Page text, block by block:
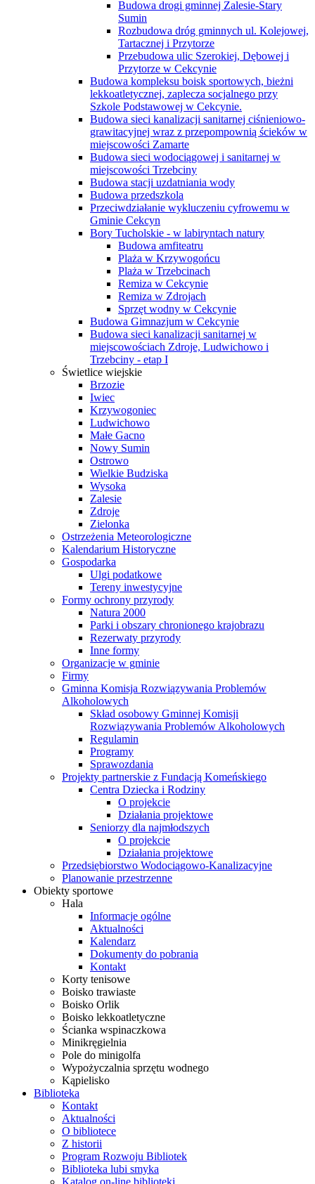
Budowa drogi gminnej Zalesie-Stary
Sumin
Rozbudowa dróg gminnych ul. Kolejowej,
Tartacznej i Przytorze
Przebudowa ulic Szerokiej, Dębowej i
Przytorze w Cekcynie
Budowa kompleksu boisk sportowych, bieżni
lekkoatletycznej, zaplecza socjalnego przy
Szkole Podstawowej w Cekcynie.
Budowa sieci kanalizacji sanitarnej ciśnieniowo-
grawitacyjnej wraz z przepompownią ścieków w
miejscowości Zamarte
Budowa sieci wodociągowej i sanitarnej w
miejscowości Trzebciny
Budowa stacji uzdatniania wody
Budowa przedszkola
Przeciwdziałanie wykluczeniu cyfrowemu w
Gminie Cekcyn
Bory Tucholskie - w labiryntach natury
Budowa amfiteatru
Plaża w Krzywogońcu
Plaża w Trzebcinach
Remiza w Cekcynie
Remiza w Zdrojach
Sprzęt wodny w Cekcynie
Budowa Gimnazjum w Cekcynie
Budowa sieci kanalizacji sanitarnej w
miejscowościach Zdroje, Ludwichowo i
Trzebciny - etap I
Świetlice wiejskie
Brzozie
Iwiec
Krzywogoniec
Ludwichowo
Małe Gacno
Nowy Sumin
Ostrowo
Wielkie Budziska
Wysoka
Zalesie
Zdroje
Zielonka
Ostrzeżenia Meteorologiczne
Kalendarium Historyczne
Gospodarka
Ulgi podatkowe
Tereny inwestycyjne
Formy ochrony przyrody
Natura 2000
Parki i obszary chronionego krajobrazu
Rezerwaty przyrody
Inne formy
Organizacje w gminie
Firmy
Gminna Komisja Rozwiązywania Problemów
Alkoholowych
Skład osobowy Gminnej Komisji
Rozwiązywania Problemów Alkoholowych
Regulamin
Programy
Sprawozdania
Projekty partnerskie z Fundacją Komeńskiego
Centra Dziecka i Rodziny
O projekcie
Działania projektowe
Seniorzy dla najmłodszych
O projekcie
Działania projektowe
Przedsiębiorstwo Wodociągowo-Kanalizacyjne
Planowanie przestrzenne
Obiekty sportowe
Hala
Informacje ogólne
Aktualności
Kalendarz
Dokumenty do pobrania
Kontakt
Korty tenisowe
Boisko trawiaste
Boisko Orlik
Boisko lekkoatletyczne
Ścianka wspinaczkowa
Minikręgielnia
Pole do minigolfa
Wypożyczalnia sprzętu wodnego
Kąpielisko
Biblioteka
Kontakt
Aktualności
O bibliotece
Z historii
Program Rozwoju Bibliotek
Biblioteka lubi smyka
Katalog on-line biblioteki